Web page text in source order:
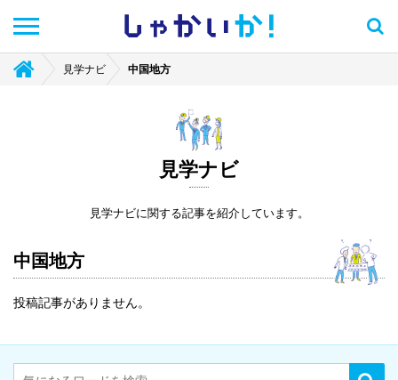
しゃかい か！
見学ナビ 中国地方
見学ナビ
見学ナビに関する記事を紹介しています。
中国地方
投稿記事がありません。